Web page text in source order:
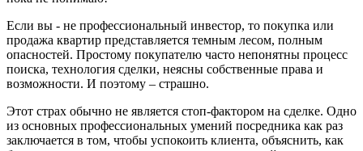
Если вы - не профессиональный инвестор, то покупка или
продажа квартир представляется темным лесом, полным
опасностей. Простому покупателю часто непонятны процесс
поиска, технология сделки, неясны собственные права и
возможности. И поэтому – страшно.
Этот страх обычно не является стоп-фактором на сделке. Одно
из основных профессиональных умений посредника как раз
заключается в том, чтобы успокоить клиента, объяснить, как